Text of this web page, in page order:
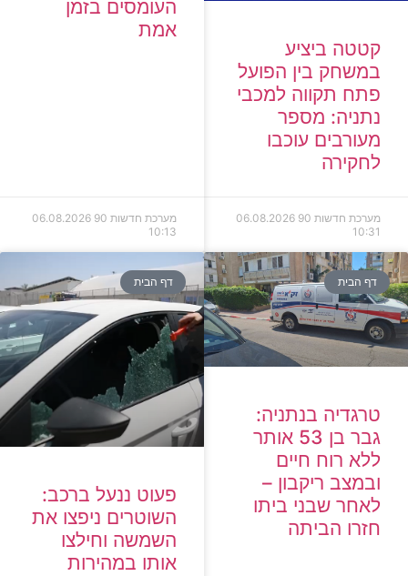
קטטה ביציע
במשחק בין הפועל
פתח תקווה למכבי
נתניה: מספר
מעורבים עוכבו
לחקירה
מערכת חדשות 90
06.08.2026
10:31
העומסים בזמן
אמת
מערכת חדשות 90
06.08.2026
10:13
דף הבית
טרגדיה בנתניה:
גבר בן 53 אותר
ללא רוח חיים
ובמצב ריקבון –
לאחר שבני ביתו
חזרו הביתה
דף הבית
פעוט ננעל ברכב:
השוטרים ניפצו את
השמשה וחילצו
אותו במהירות